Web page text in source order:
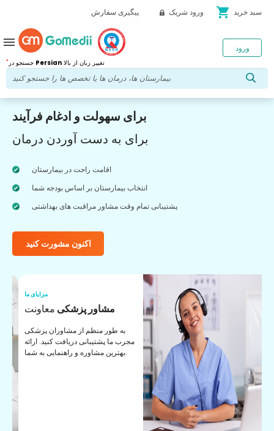
پیگیری سفارش ورود شریک shopping_cart سبد خرید
* Persian تغییر زبان از بالا
ورود menu
برای سهولت و ادغام فرآیند
برای به دست آوردن درمان
اقامت راحت در بیمارستان
انتخاب بیمارستان بر اساس بودجه شما
پشتیبانی تمام وقت مشاور مراقبت های بهداشتی
اکنون مشورت کنید
مزایای ما
مشاور پزشکیمعاونت
به طور منظم از مشاوران پزشکی
مجرب ما پشتیبانی دریافت کنید. ارائه
بهترین مشاوره و راهنمایی به شما.